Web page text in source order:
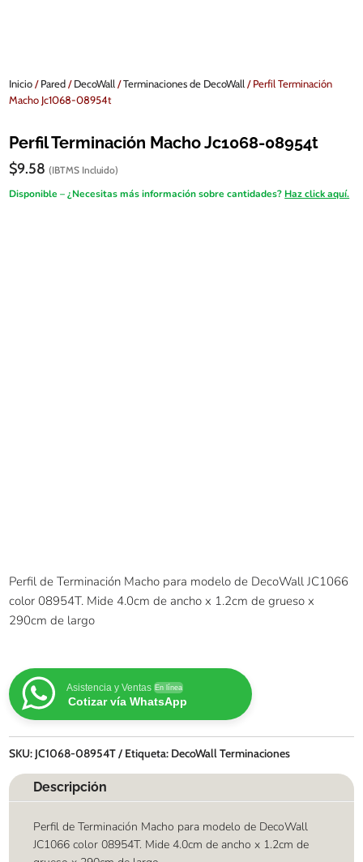
Inicio/Pared/DecoWall /Terminaciones de DecoWall / Perfil Terminación
Macho Jc1068-08954t
Perfil Terminación Macho Jc1068-08954t
$9.58 (IBTMS Incluido)
Disponible – ¿Necesitas más información sobre cantidades? Haz click aquí.
Perfil de Terminación Macho para modelo de DecoWall JC1066
color 08954T. Mide 4.0cm de ancho x 1.2cm de grueso x
290cm de largo
Asistencia y Ventas En línea
Cotizar vía WhatsApp
SKU: JC1068-08954T Etiqueta: DecoWall Terminaciones
Descripción
Perfil de Terminación Macho para modelo de DecoWall
JC1066 color 08954T. Mide 4.0cm de ancho x 1.2cm de